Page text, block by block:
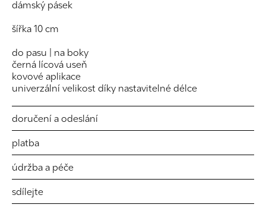
dámský pásek
šířka 10 cm
do pasu | na boky
černá lícová useň
kovové aplikace
univerzální velikost díky nastavitelné délce
doručení a odeslání
platba
údržba a péče
sdílejte